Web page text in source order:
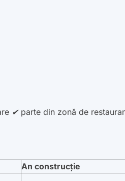
✔ parte din zonă de
An construcție